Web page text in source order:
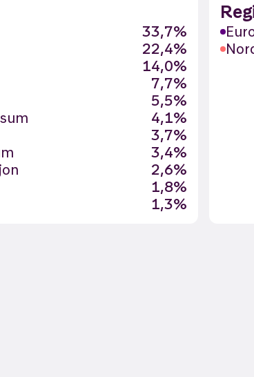
33,7%
22,4%
14,0%
7,7%
5,5%
4,1%
3,7%
3,4%
2,6%
1,8%
1,3%